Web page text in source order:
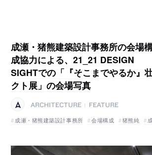
成瀬・猪熊建築設計事務所の会場
成協力による、21_21 DESIGN
SIGHTでの「『そこまでやるか』
クト展」の会場写真
ARCHITECTURE
FEATURE
成瀬・猪熊建築設計事務所
会場構成 猪熊純